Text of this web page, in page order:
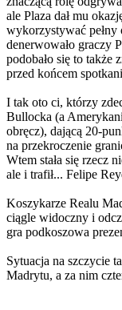
ale Plaza dał mu
wykorzystywać pełny
denerwowało graczy
podobało się to
przed końcem
I tak oto ci, którzy
Bullocka (a
obręcz), dającą 20-
na przekroczenie
Wtem stała się rzecz
ale i trafił... Felipe
Koszykarze Realu
ciągle widoczny i
gra podkoszowa
Sytuacja na szczycie
Madrytu, a za nim